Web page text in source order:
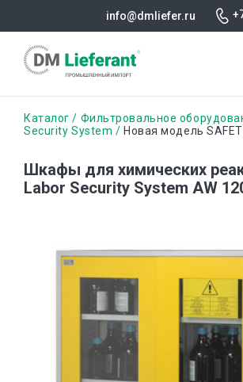
содержанию
info@dmliefer.ru
Строка
Каталог Фильтровальное
Security System
Новая модель
Шкафы для химических
Labor Security System AW